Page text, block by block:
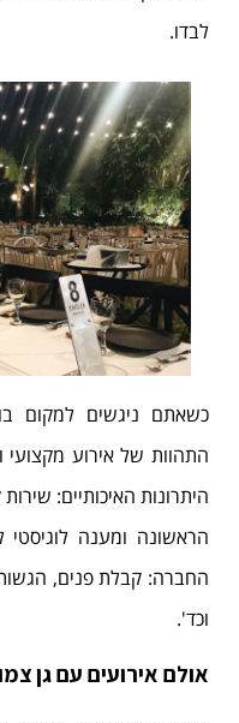
לבדו.
כשאתם ניגשים למקום
התהוות של אירוע
היתרונות האיכותיים:
הראשונה ומענה
החברה: קבלת פנים,
וכד'.
אולם אירועים עם גן